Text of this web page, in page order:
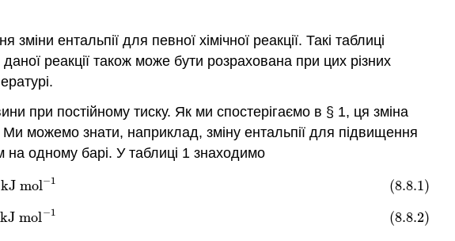
ентальпії для певної хімічної реакції. Такі таблиці
реакції також може бути розрахована при цих різних
при постійному тиску. Як ми спостерігаємо в § 1, ця зміна
Ми можемо знати, наприклад, зміну ентальпії для підвищення
одному барі. У таблиці 1 знаходимо
kJ mol−1 (8.8.1)
kJ mol−
kJ mol−1 (8.8.2)
k J mol−